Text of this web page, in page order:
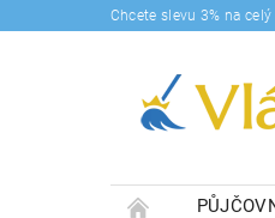
Chcete slevu 3% na